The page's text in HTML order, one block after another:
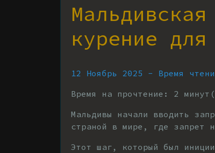
курение для
12 Ноябрь 2025 - Время
Время на прочтение:
2
Мальдивы начали вводить
страной в мире, где запрет
Этот шаг, который был